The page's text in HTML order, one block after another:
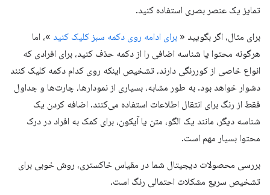
تمایز یک عنصر بصری استفاده کنید.
برای مثال، اگر بگویید « برای ادامه روی دکمه سبز کلیک کنید »، اما
هرگونه محتوا یا شناسه اضافی را از دکمه حذف کنید، برای افرادی که
انواع خاصی از کوررنگی دارند، تشخیص اینکه روی کدام دکمه کلیک کنند
دشوار خواهد بود. به طور مشابه، بسیاری از نمودارها، چارت‌ها و جداول
فقط از رنگ برای انتقال اطلاعات استفاده می‌کنند. اضافه کردن یک
شناسه دیگر، مانند یک الگو، متن یا آیکون، برای کمک به افراد در درک
محتوا بسیار مهم است.
بررسی محصولات دیجیتال شما در مقیاس خاکستری، روش خوبی برای
تشخیص سریع مشکلات احتمالی رنگ است.